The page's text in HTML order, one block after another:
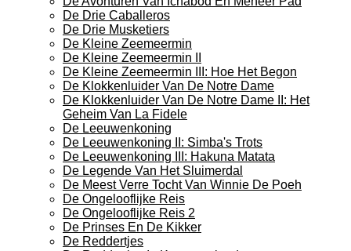
De Drie Caballeros
De Drie Musketiers
De Kleine Zeemeermin
De Kleine Zeemeermin II
De Kleine Zeemeermin III: Hoe Het Begon
De Klokkenluider Van De Notre Dame
De Klokkenluider Van De Notre Dame II: Het
Geheim Van La Fidele
De Leeuwenkoning
De Leeuwenkoning II: Simba's Trots
De Leeuwenkoning III: Hakuna Matata
De Legende Van Het Sluimerdal
De Meest Verre Tocht Van Winnie De Poeh
De Ongelooflijke Reis
De Ongelooflijke Reis 2
De Prinses En De Kikker
De Reddertjes